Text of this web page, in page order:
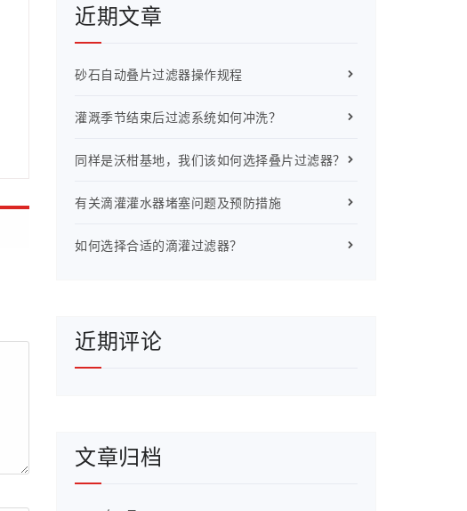
近期文章
砂石自动叠片过滤器操作规程
灌溉季节结束后过滤系统如何冲洗？
同样是沃柑基地，我们该如何选择叠片过滤器？
有关滴灌灌水器堵塞问题及预防措施
如何选择合适的滴灌过滤器？
近期评论
文章归档